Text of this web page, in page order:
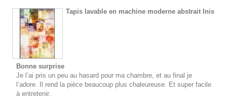
Tapis lavable en machine moderne abstrait Inis
Bonne surprise
Je l’ai pris un peu au hasard pour ma chambre, et au final je
l’adore. Il rend la pièce beaucoup plus chaleureuse. Et super facile
à entretenir.